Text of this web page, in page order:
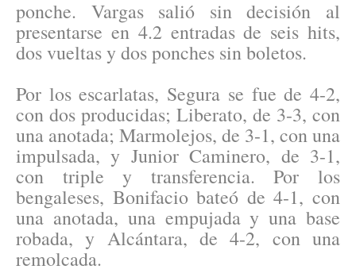
ponche. Vargas salió sin decisión al
presentarse en 4.2 entradas de seis hits,
dos vueltas y dos ponches sin boletos.
Por los escarlatas, Segura se fue de 4-2,
con dos producidas; Liberato, de 3-3, con
una anotada; Marmolejos, de 3-1, con una
impulsada, y Junior Caminero, de 3-1,
con triple y transferencia. Por los
bengaleses, Bonifacio bateó de 4-1, con
una anotada, una empujada y una base
robada, y Alcántara, de 4-2, con una
remolcada.